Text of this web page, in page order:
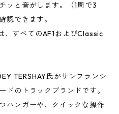
ッと音がします。（1周で3
認できます。
、すべてのAF1およびClassic
TERSHAY氏がサンフランシ
ドのトラックブランドです。
ハンガーや、クイックな操作